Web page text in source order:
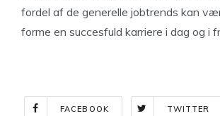
fordel af de generelle jobtrends kan
forme en succesfuld karriere i dag og i
FACEBOOK TWITTER